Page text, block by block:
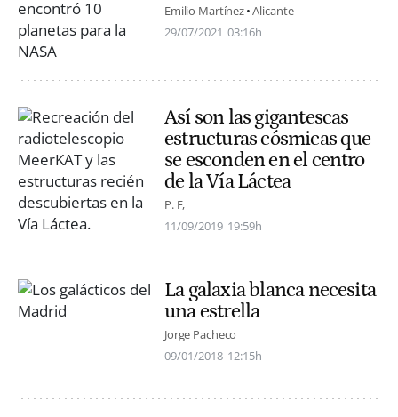
Emilio Martínez Alicante
29/07/2021 03:16h
Así son las gigantescas
estructuras cósmicas que
se esconden en el centro
de la Vía Láctea
P. F,
11/09/2019 19:59h
La galaxia blanca necesita
una estrella
Jorge Pacheco
09/01/2018 12:15h